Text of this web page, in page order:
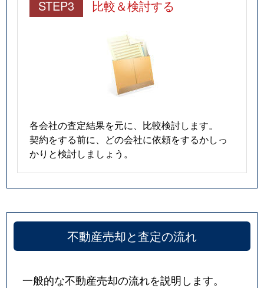
STEP3 比較＆検討する
各会社の査定結果を元に、比較検討します。
契約をする前に、どの会社に依頼をするかしっ
かりと検討しましょう。
不動産売却と査定の流れ
一般的な不動産売却の流れを説明します。